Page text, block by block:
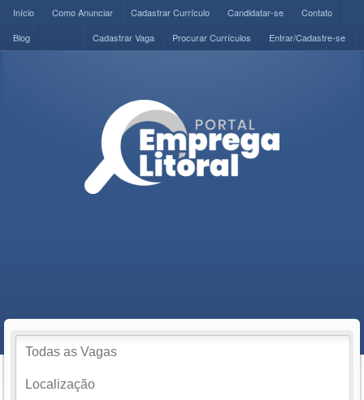
Início Como Anunciar Cadastrar Currículo Candidatar-se
Contato
Blog
Entrar/Cadastre-se
Procurar Currículos
Cadastrar Vaga